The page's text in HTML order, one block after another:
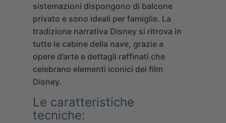
sistemazioni dispongono di balcone
privato e sono ideali per famiglie. La
tradizione narrativa Disney si ritrova in
tutte le cabine della nave, grazie a
opere d’arte e dettagli raffinati che
celebrano elementi iconici dei film
Disney.
Le caratteristiche
tecniche: